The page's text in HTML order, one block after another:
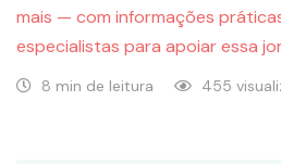
mais — com informações
especialistas para apoiar essa
8 min de leitura 455